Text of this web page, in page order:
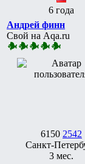
6 года
Андрей финн
Свой на Aqa.ru
6150 2542
Санкт-
3 мес.